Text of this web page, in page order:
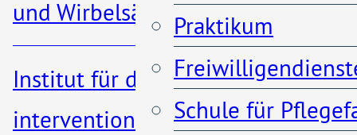
und Wirbelsäulenchirurgie
Institut für diagnostische und
interventionelle Radiologie
Praktikum
Schule für
Patienteninformationen
Kontakt